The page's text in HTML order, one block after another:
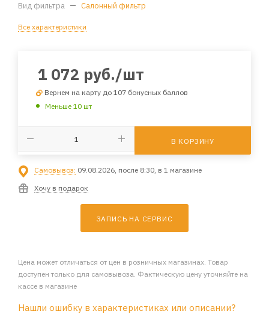
Вид фильтра — Салонный фильтр
Все характеристики
1 072 руб./шт
Вернем на карту до 107 бонусных баллов
Меньше 10 шт
В КОРЗИНУ
Самовывоз: 09.08.2026, после 8:30, в 1 магазине
Хочу в подарок
ЗАПИСЬ НА СЕРВИС
Цена может отличаться от цен в розничных магазинах. Товар
доступен только для самовывоза. Фактическую цену уточняйте на
кассе в магазине
Нашли ошибку в характеристиках или описании?